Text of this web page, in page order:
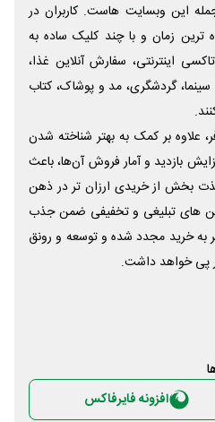
این وبسایت ‌هاست. کاربران در
ترین زمان و با چند کلیک ساده به
اینترنتی، سفارش آنلاین غذا،
سینما، گردشگری، مد و پوشاک، کتاب
علاوه بر کمک به بهتر شناخته شدن
بازدید و آمار فروش آن‌ها، باعث
بخش از خریدی ارزان تر در ذهن
های تبلیغی و تخفیفی ضمن جذب
به خرید مجدد شده و توسعه و رونق
پی خواهد داشت.
افزونه فایرفاکس